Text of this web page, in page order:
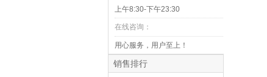
上午8:30-下午23:30
在线咨询：
用心服务，用户至上！
销售排行